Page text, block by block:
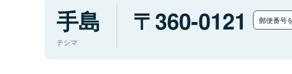
手島
テシマ
360-0121 郵便番号